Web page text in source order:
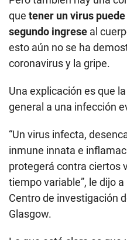
que tener un virus
segundo ingrese al
esto aún no se ha
coronavirus y la gripe.
Una explicación es que
general a una infección
“Un virus infecta,
inmune innata e
protegerá contra ciertos
tiempo variable”, le dijo a
Centro de investigación
Glasgow.